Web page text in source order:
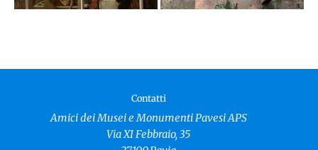
Contatti
Amici dei Musei e Monumenti Pavesi APS
Via XI Febbraio, 35